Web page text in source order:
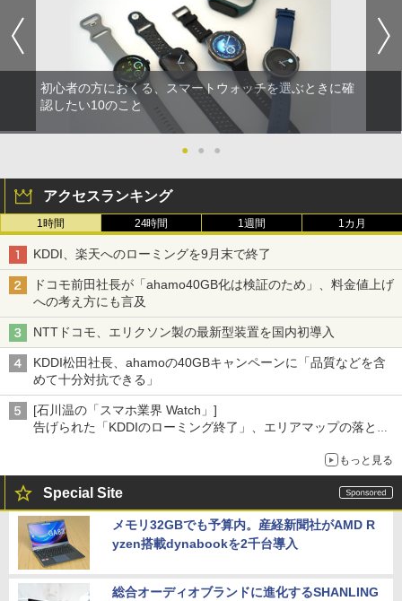
初心者の方におくる、スマートウォッチを選ぶときに確
認したい10のこと
● ● ●
アクセスランキング
1時間 24時間 1週間 1カ月
KDDI、楽天へのローミングを9月末で終了
ドコモ前田社長が「ahamo40GB化は検証のため」、料金値上げ
への考え方にも言及
NTTドコモ、エリクソン製の最新型装置を国内初導入
KDDI松田社長、ahamoの40GBキャンペーンに「品質などを含
めて十分対抗できる」
[石川温の「スマホ業界 Watch」]
告げられた「KDDIのローミング終了」、エリアマップの落とし
もっと見る
Special Site
メモリ32GBでも予算内。産経新聞社がAMD R
yzen搭載dynabookを2千台導入
総合オーディオブランドに進化するSHANLING